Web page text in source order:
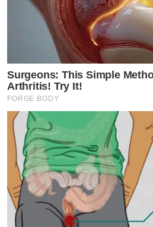
Surgeons: This Simple
Arthritis! Try It!
FORGE BODY